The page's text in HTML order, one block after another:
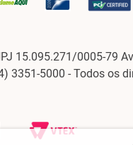
15.095.271/0005-79
3351-5000 - Todos os